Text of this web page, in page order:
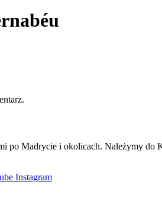
po Madrycie i okolicach. Należymy
Instagram